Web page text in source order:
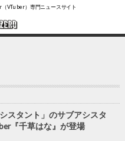
VTuber）専門ニュースサイト
シスタント」のサブアシスタ
『千草はな』が登場